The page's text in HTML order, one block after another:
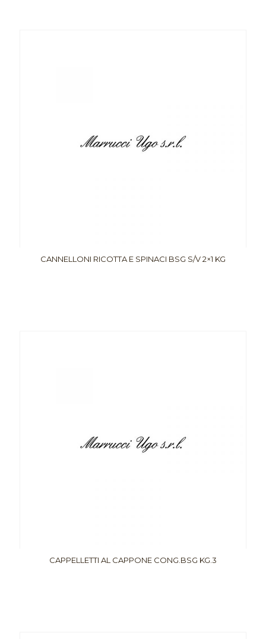
CANNELLONI RICOTTA E SPINACI BSG S/V 2×1 KG
CAPPELLETTI AL CAPPONE CONG.BSG KG.3